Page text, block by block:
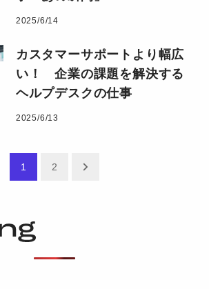
2025/6/14
カスタマーサポートより幅広
い！ 企業の課題を解決する
ヘルプデスクの仕事
2025/6/13
1 2